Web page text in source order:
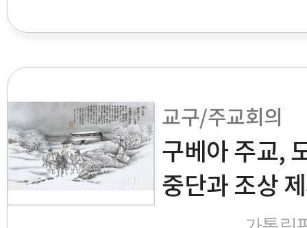
교구/주교회의
구베아 주교,
중단과 조상